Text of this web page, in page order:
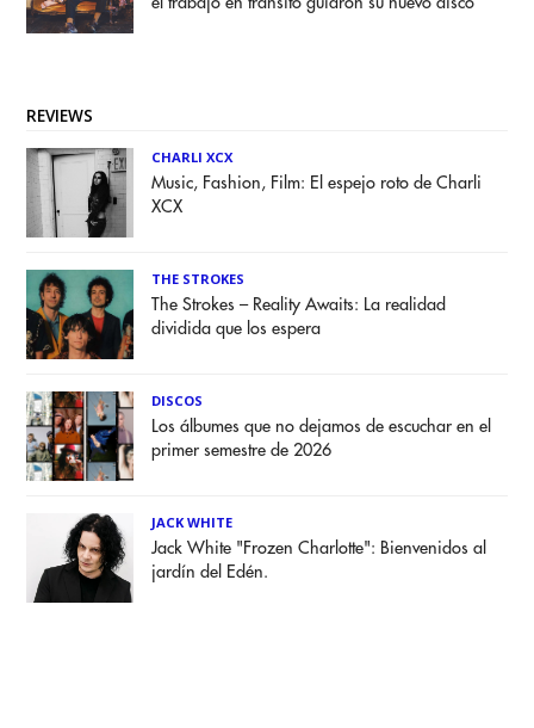
REVIEWS
CHARLI XCX
Music, Fashion, Film: El espejo roto de Charli
XCX
THE STROKES
The Strokes – Reality Awaits: La realidad
dividida que los espera
DISCOS
Los álbumes que no dejamos de escuchar en el
primer semestre de 2026
JACK WHITE
Jack White "Frozen Charlotte": Bienvenidos al
jardín del Edén.